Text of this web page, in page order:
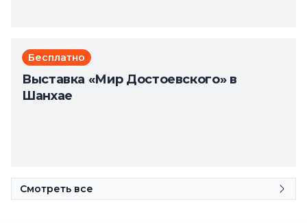
Бесплатно
Выставка «Мир Достоевского» в
Шанхае
Смотреть все